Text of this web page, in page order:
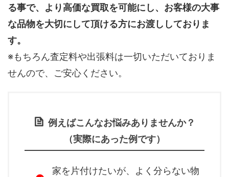
る事で、より高価な買取を可能にし、お客様の大事
な品物を大切にして頂ける方にお渡ししておりま
す。
※もちろん査定料や出張料は一切いただいておりま
せんので、ご安心ください。
例えばこんなお悩みありませんか？
（実際にあった例です）
家を片付けたいが、よく分らない物